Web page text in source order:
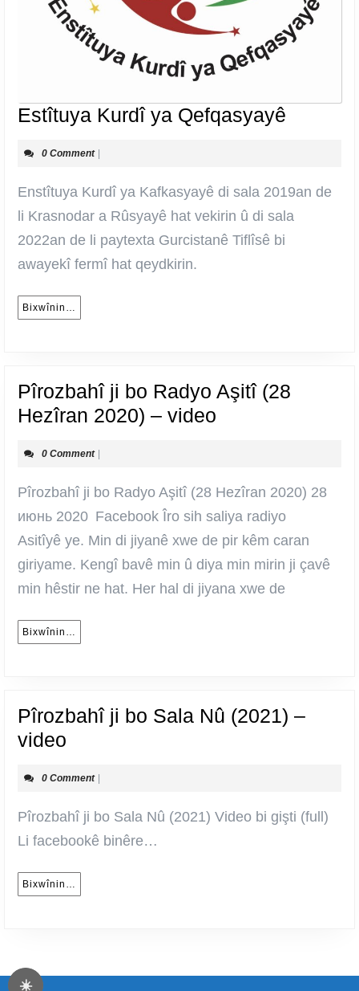
☀️
Estîtuya Kurdî ya Qefqasyayê
0 Comment
Enstîtuya Kurdî ya Kafkasyayê di sala 2019an de
li Krasnodar a Rûsyayê hat vekirin û di sala
2022an de li paytexta Gurcistanê Tiflîsê bi
awayekî fermî hat qeydkirin.
Bixwînin…
Pîrozbahî ji bo Radyo Aşitî (28
Hezîran 2020) – video
Radyo
Aşitî
(28
Hezîran
2020)
0 Comment
Pîrozbahî ji bo Radyo Aşitî (28 Hezîran 2020) 28
июнь 2020 Facebook Îro sih saliya radiyo
Asitîyê ye. Min di jiyanê xwe de pir kêm caran
giriyame. Kengî bavê min û diya min mirin ji çavê
min hêstir ne hat. Her hal di jiyana xwe de
Bixwînin…
Pîrozbahî ji bo Sala Nû (2021) –
video
bo
Sala
Nû
–
0 Comment
Pîrozbahî ji bo Sala Nû (2021) Video bi gişti (full)
Li facebookê binêre…
Bixwînin…